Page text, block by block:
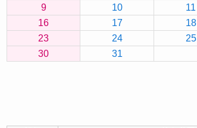
9
10 11
16
17 18
23
24 25
30
31